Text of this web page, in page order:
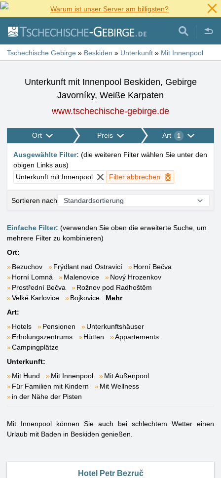
Warum ist unser Server am billigsten?
Tschechische Gebirge » Beskiden » Unterkunft » Mit Innenpool
Unterkunft mit Innenpool Beskiden, Gebirge
Javorníky, Weiße Karpaten
www.tschechische-gebirge.de
Ort Preis Art 1
Ausgewählte Filter: (die weiteren Filter wählen Sie unter den
obigen Links aus)
Unterkunft mit Innenpool
Filter abbrechen
Sortieren nach
Einfache Filter: (verwenden Sie oben die erweiterte Suche, um
mehrere Filter zu kombinieren)
Ort:
Bezuchov
Frýdlant nad Ostravicí
Horní Bečva
Horní Lomná
Malenovice
Nový Hrozenkov
Prostřední Bečva
Rožnov pod Radhoštěm
Velké Karlovice
Bojkovice
Mehr
Art:
Hotels
Pensionen
Unterkunftshäuser
Erholungszentrums
Hütten
Appartements
Campingplätze
Unterkunft:
Mit Hund
Mit Innenpool
Mit Außenpool
Für Familien mit Kindern
Mit Wellness
in der Nähe der Pisten
Mit Innenpool können Sie auch bei schlechtem Wetter einen
Urlaub mit Baden in Beskiden genießen.
Hotel Petr Bezruč